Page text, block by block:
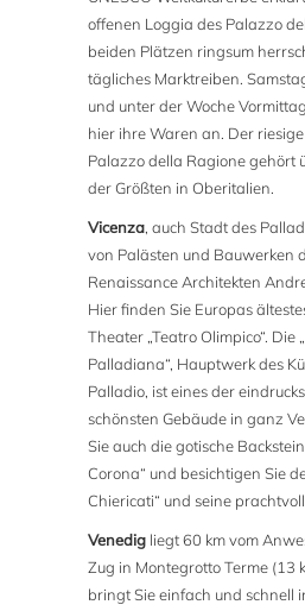
offenen Loggia des Palazzo
beiden Plätzen ringsum
tägliches Marktreiben.
und unter der Woche
hier ihre Waren an. Der
Palazzo della Ragione gehört
der Größten in Oberitalien.
Vicenza, auch Stadt des
von Palästen und Bauwerken
Renaissance Architekten
Hier finden Sie Europas
Theater „Teatro Olimpico“. Die
Palladiana“, Hauptwerk des
Palladio, ist eines der
schönsten Gebäude in ganz
Sie auch die gotische
Corona“ und besichtigen Sie
Chiericati“ und seine
Venedig liegt 60 km vom
Zug in Montegrotto Terme (13
bringt Sie einfach und schnell